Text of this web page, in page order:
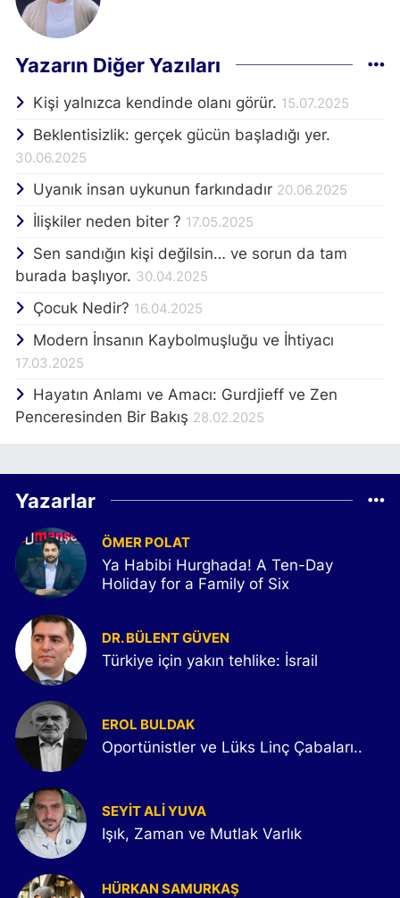
Yazarın Diğer Yazıları
Kişi yalnızca kendinde olanı görür. 15.07.2025
Beklentisizlik: gerçek gücün başladığı yer.
30.06.2025
Uyanık insan uykunun farkındadır 20.06.2025
İlişkiler neden biter ? 17.05.2025
Sen sandığın kişi değilsin… ve sorun da tam
burada başlıyor. 30.04.2025
Çocuk Nedir? 16.04.2025
Modern İnsanın Kaybolmuşluğu ve İhtiyacı
17.03.2025
Hayatın Anlamı ve Amacı: Gurdjieff ve Zen
Penceresinden Bir Bakış 28.02.2025
Yazarlar
ÖMER POLAT
Ya Habibi Hurghada! A Ten-Day
Holiday for a Family of Six
DR. BÜLENT GÜVEN
Türkiye için yakın tehlike: İsrail
EROL BULDAK
Oportünistler ve Lüks Linç Çabaları..
SEYIT ALI YUVA
Işık, Zaman ve Mutlak Varlık
HÜRKAN SAMURKAŞ